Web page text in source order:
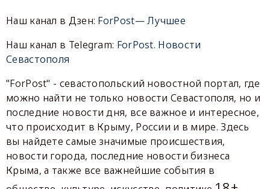
Наш канал в Дзен: ForPost— Лучшее
Наш канал в Telegram: ForPost. Новости
Севастополя
"ForPost" - севастопольский новостной портал, где
можно найти не только новости Севастополя, но и
последние новости дня, все важное и интересное,
что происходит в Крыму, России и в мире. Здесь
вы найдете самые значимые происшествия,
новости города, последние новости бизнеса
Крыма, а также все важнейшие события в